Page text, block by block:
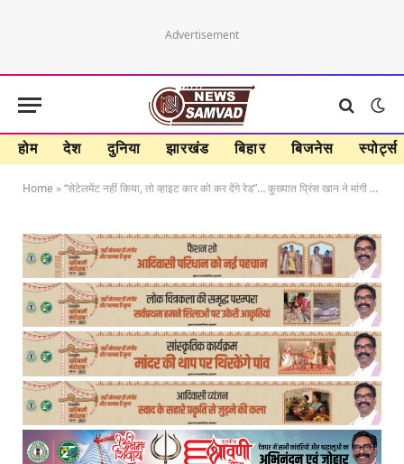
Advertisement
होम देश दुनिया झारखंड बिहार बिजनेस स्पोर्ट्स
Home »“सेटेलमेंट नहीं किया, तो व्हाइट कार को कर देंगे रेड”… कुख्यात प्रिंस खान ने मांगी एक करोड़ की रंग’दारी